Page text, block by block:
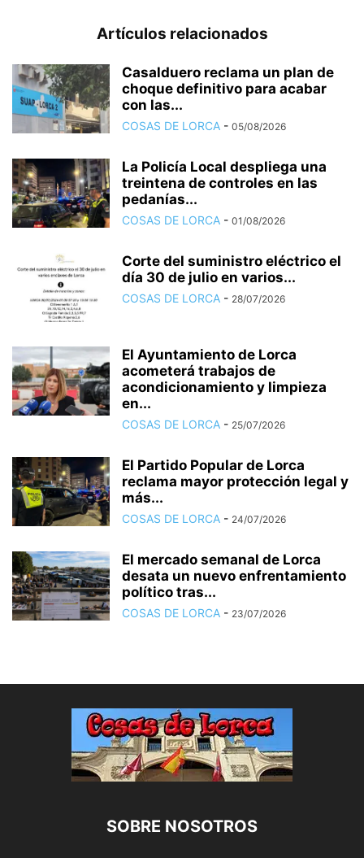
Artículos relacionados
Casalduero reclama un plan de
choque definitivo para acabar
con las...
COSAS DE LORCA - 05/08/2026
La Policía Local despliega una
treintena de controles en las
pedanías...
COSAS DE LORCA - 01/08/2026
Corte del suministro eléctrico el
día 30 de julio en varios...
COSAS DE LORCA - 28/07/2026
El Ayuntamiento de Lorca
acometerá trabajos de
acondicionamiento y limpieza
en...
COSAS DE LORCA - 25/07/2026
El Partido Popular de Lorca
reclama mayor protección legal y
más...
COSAS DE LORCA - 24/07/2026
El mercado semanal de Lorca
desata un nuevo enfrentamiento
político tras...
COSAS DE LORCA - 23/07/2026
SOBRE NOSOTROS